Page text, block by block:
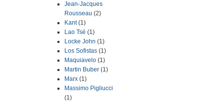
Jean-Jacques
Rousseau (2)
Kant(1)
Lao Tsé (1)
Locke John (1)
Los Sofistas (1)
Maquiavelo (1)
Martin Buber (1)
Marx (1)
Massimo Pigliucci
(1)